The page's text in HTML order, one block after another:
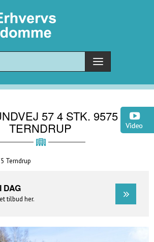
57 4 STK. 9575
TERNDRUP
Terndrup
DAG
tilbud her.